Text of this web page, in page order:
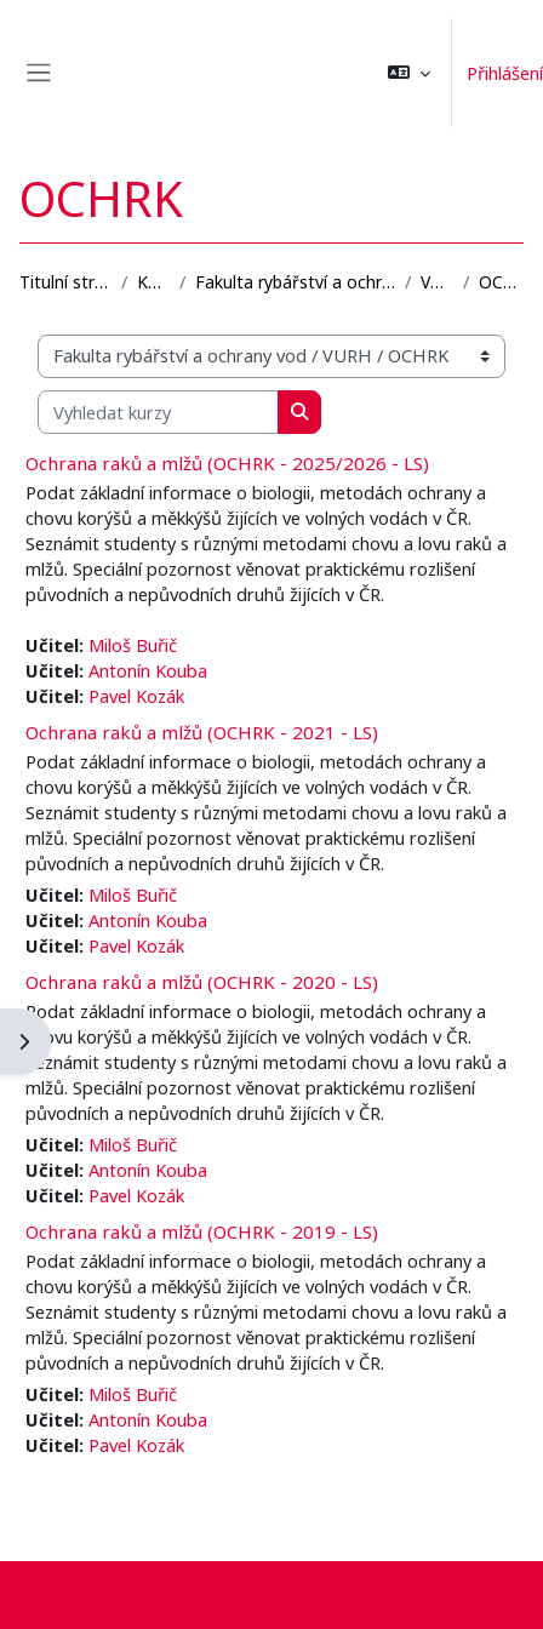
Přihlášení
Otevřít panel bloku
OCHRK
Titulní stránka Kurzy Fakulta rybářství a ochrany vod VURH OCHRK
Organizační struktura kurzů
Vyhledat kurzy
Vyhledat kurzy
Ochrana raků a mlžů (OCHRK - 2025/2026 - LS)
Podat základní informace o biologii, metodách ochrany a
chovu korýšů a měkkýšů žijících ve volných vodách v ČR.
Seznámit studenty s různými metodami chovu a lovu raků a
mlžů. Speciální pozornost věnovat praktickému rozlišení
původních a nepůvodních druhů žijících v ČR.
Učitel: Miloš Buřič
Učitel: Antonín Kouba
Učitel: Pavel Kozák
Ochrana raků a mlžů (OCHRK - 2021 - LS)
Podat základní informace o biologii, metodách ochrany a
chovu korýšů a měkkýšů žijících ve volných vodách v ČR.
Seznámit studenty s různými metodami chovu a lovu raků a
mlžů. Speciální pozornost věnovat praktickému rozlišení
původních a nepůvodních druhů žijících v ČR.
Učitel: Miloš Buřič
Učitel: Antonín Kouba
Učitel: Pavel Kozák
Ochrana raků a mlžů (OCHRK - 2020 - LS)
Podat základní informace o biologii, metodách ochrany a
chovu korýšů a měkkýšů žijících ve volných vodách v ČR.
Seznámit studenty s různými metodami chovu a lovu raků a
mlžů. Speciální pozornost věnovat praktickému rozlišení
původních a nepůvodních druhů žijících v ČR.
Učitel: Miloš Buřič
Učitel: Antonín Kouba
Učitel: Pavel Kozák
Ochrana raků a mlžů (OCHRK - 2019 - LS)
Podat základní informace o biologii, metodách ochrany a
chovu korýšů a měkkýšů žijících ve volných vodách v ČR.
Seznámit studenty s různými metodami chovu a lovu raků a
mlžů. Speciální pozornost věnovat praktickému rozlišení
původních a nepůvodních druhů žijících v ČR.
Učitel: Miloš Buřič
Učitel: Antonín Kouba
Učitel: Pavel Kozák